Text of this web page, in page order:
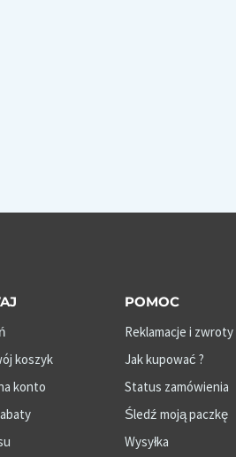
koszyk
konto
POMOC
Reklamacje i zwroty
Jak kupować ?
Status zamówienia
Śledź moją paczkę
Wysyłka